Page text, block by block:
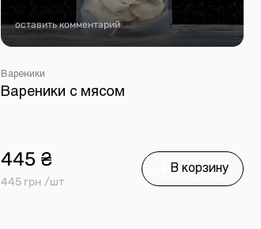
оставить комментарий
Вареники
Вареники с мясом
445 ₴
445 грн /шт
В корзину